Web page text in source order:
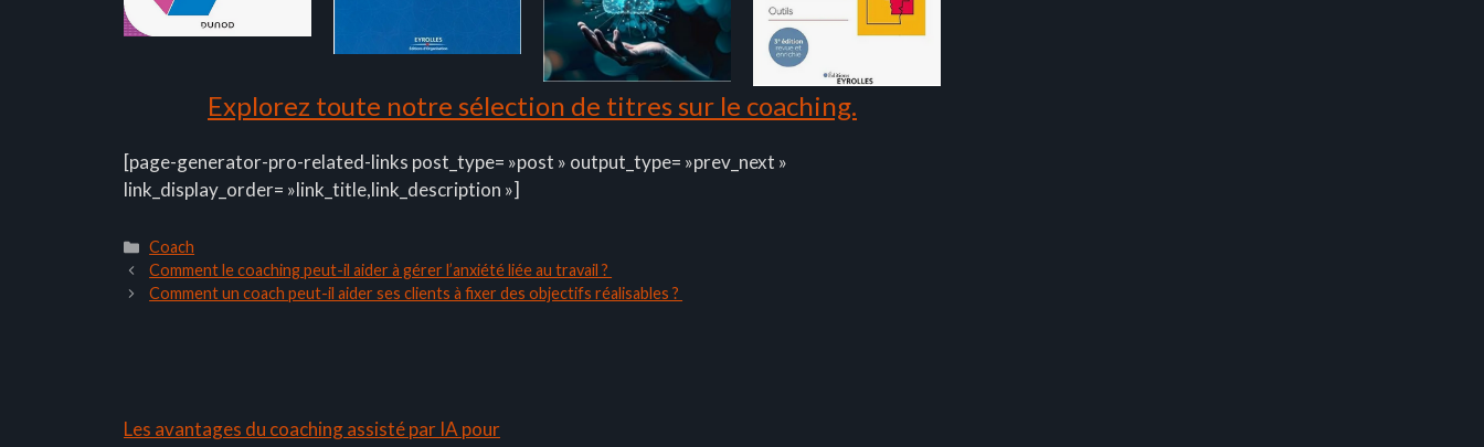
Explorez toute notre sélection de titres sur le coaching.
[page-generator-pro-related-links post_type= »post » output_type= »prev_next »
link_display_order= »link_title,link_description »]
Catégories
Coach
Comment le coaching peut-il aider à gérer l’anxiété liée au travail ?
Comment un coach peut-il aider ses clients à fixer des objectifs réalisables ?
Les avantages du coaching assisté par IA pour